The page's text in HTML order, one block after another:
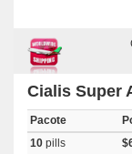
Tadapox
Speman
Malegra
Kamagra
Differin
Bupron Sr,Forzest
Cialis Super
Pacote
10 pills